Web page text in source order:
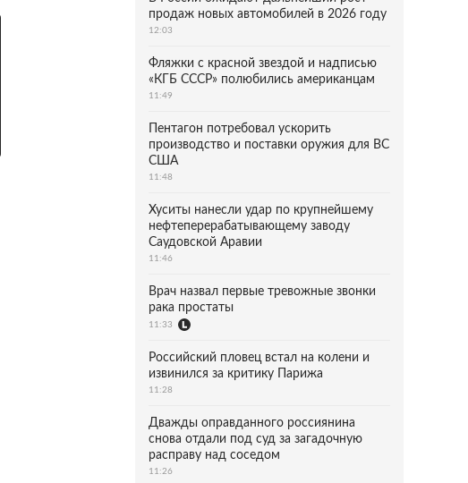
продаж новых автомобилей в 2026 году
12:03
Фляжки с красной звездой и надписью
«КГБ СССР» полюбились американцам
11:49
Пентагон потребовал ускорить
производство и поставки оружия для ВС
США
11:48
Хуситы нанесли удар по крупнейшему
нефтеперерабатывающему заводу
Саудовской Аравии
11:46
Врач назвал первые тревожные звонки
рака простаты
11:33
Российский пловец встал на колени и
извинился за критику Парижа
11:28
Дважды оправданного россиянина
снова отдали под суд за загадочную
расправу над соседом
11:26